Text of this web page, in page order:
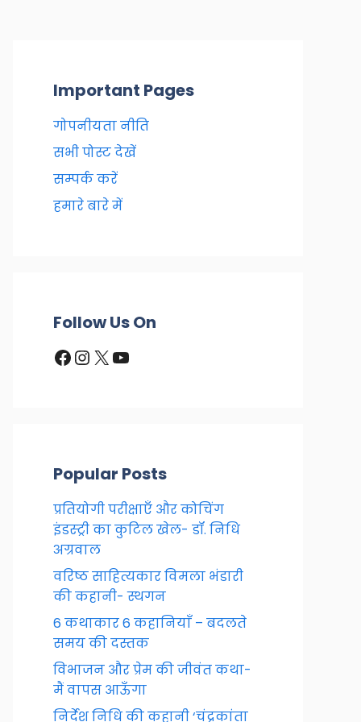
Important Pages
गोपनीयता नीति
सभी पोस्ट देखें
सम्पर्क करें
हमारे बारे में
Follow Us On
Facebook
Instagram
X YouTube
Popular Posts
प्रतियोगी परीक्षाएँ और कोचिंग
इंडस्ट्री का कुटिल खेल- डॉ. निधि
अग्रवाल
वरिष्ठ साहित्यकार विमला भंडारी
की कहानी- स्थगन
6 कथाकार 6 कहानियाँ – बदलते
समय की दस्तक
विभाजन और प्रेम की जीवंत कथा-
मैं वापस आऊँगा
निर्देश निधि की कहानी ‘चंद्रकांता